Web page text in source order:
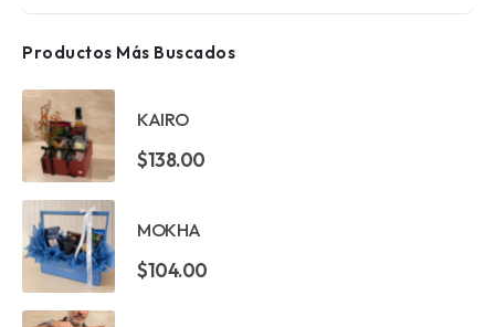
mínimo
máximo
Productos Más Buscados
KAIRO
$138.00
MOKHA
$104.00